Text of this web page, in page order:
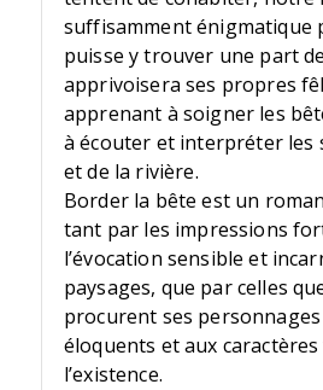
suffisamment énigmatique
puisse y trouver une part
apprivoisera ses propres
apprenant à soigner les
à écouter et interpréter les
et de la rivière.
Border la bête est un
tant par les impressions
l’évocation sensible et
paysages, que par celles
procurent ses personnages
éloquents et aux
l’existence.